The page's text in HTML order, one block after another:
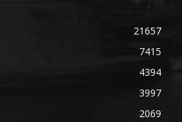
21657
7415
4394
3997
2069